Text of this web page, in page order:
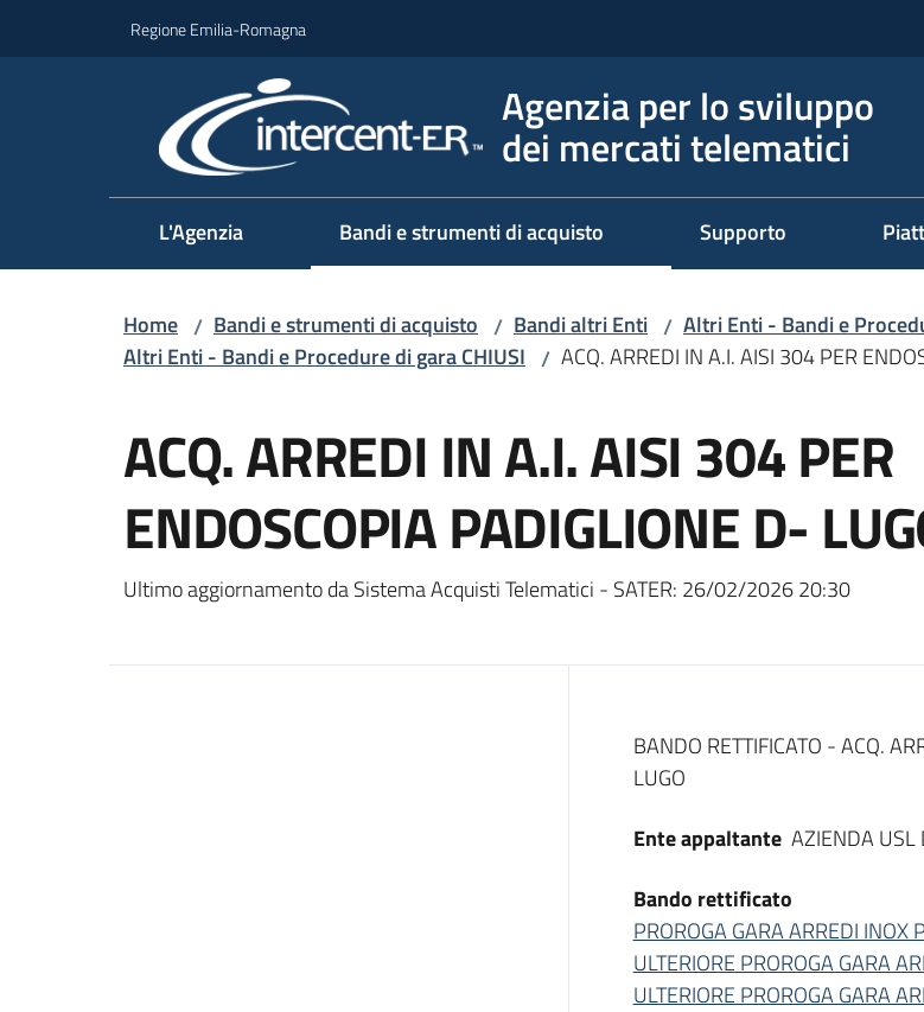
Regione Emilia-Romagna
Agenzia per lo sviluppo
dei mercati telematici
L'Agenzia Bandi e strumenti di acquisto Supporto
Home / Bandi e strumenti di acquisto / Bandi altri Enti / Altri Enti - Bandi e
Altri Enti - Bandi e Procedure di gara CHIUSI / ACQ. ARREDI IN A.I. AISI 304 PER
ACQ. ARREDI IN A.I. AISI 304 PER
ENDOSCOPIA PADIGLIONE D-
Ultimo aggiornamento da Sistema Acquisti Telematici - SATER: 26/02/2026 20:30
Dati del bando
BANDO RETTIFICATO - ACQ.
LUGO
Ente appaltante AZIENDA USL
Bando rettificato
PROROGA GARA ARREDI INOX
ULTERIORE PROROGA GARA
ULTERIORE PROROGA GARA